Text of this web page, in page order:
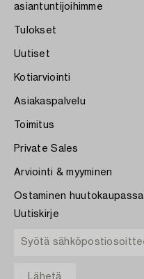
asiantuntijoihimme
Tulokset
Uutiset
Kotiarviointi
Asiakaspalvelu
Toimitus
Private Sales
Arviointi & myyminen
Ostaminen huutokaupassa
Uutiskirje